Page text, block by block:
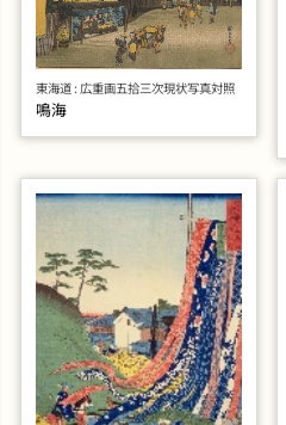
東海道 : 広重画五拾三次現状写真対照
鳴海